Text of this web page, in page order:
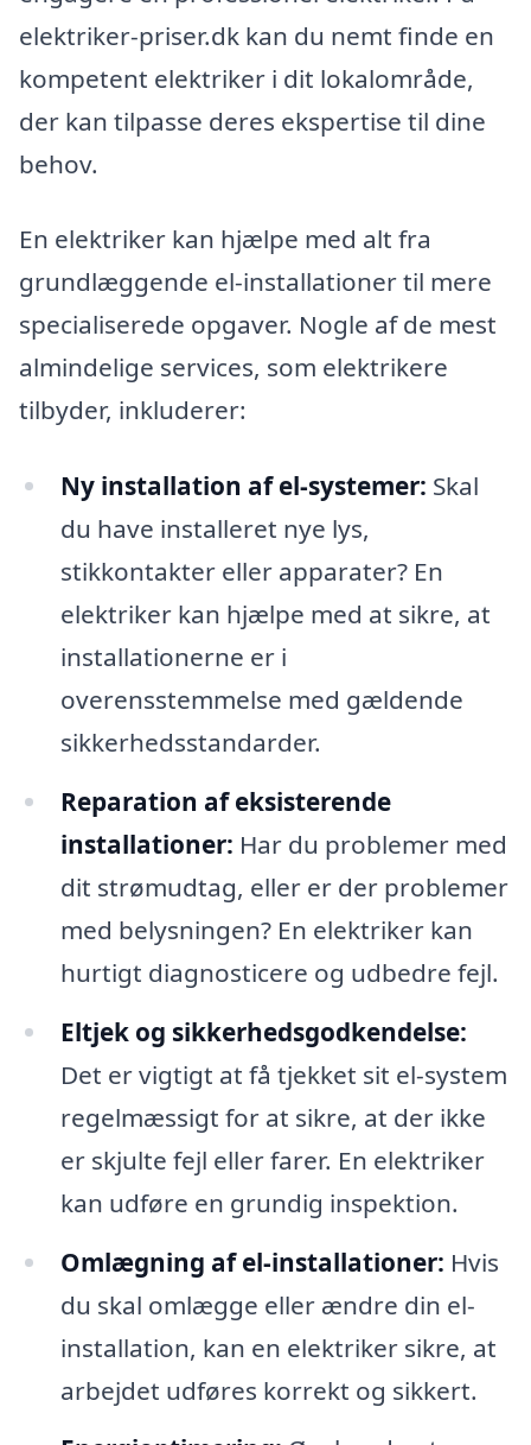
elektriker-priser.dk kan du nemt finde en
kompetent elektriker i dit lokalområde,
der kan tilpasse deres ekspertise til dine
behov.
En elektriker kan hjælpe med alt fra
grundlæggende el-installationer til mere
specialiserede opgaver. Nogle af de mest
almindelige services, som elektrikere
tilbyder, inkluderer:
Ny installation af el-systemer: Skal
du have installeret nye lys,
stikkontakter eller apparater? En
elektriker kan hjælpe med at sikre, at
installationerne er i
overensstemmelse med gældende
sikkerhedsstandarder.
Reparation af eksisterende
installationer: Har du problemer med
dit strømudtag, eller er der problemer
med belysningen? En elektriker kan
hurtigt diagnosticere og udbedre fejl.
Eltjek og sikkerhedsgodkendelse:
Det er vigtigt at få tjekket sit el-system
regelmæssigt for at sikre, at der ikke
er skjulte fejl eller farer. En elektriker
kan udføre en grundig inspektion.
Omlægning af el-installationer: Hvis
du skal omlægge eller ændre din el-
installation, kan en elektriker sikre, at
arbejdet udføres korrekt og sikkert.